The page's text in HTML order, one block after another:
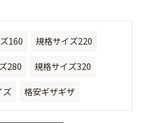
160
規格サイズ220
280
規格サイズ320
ズ 格安ギザギザ